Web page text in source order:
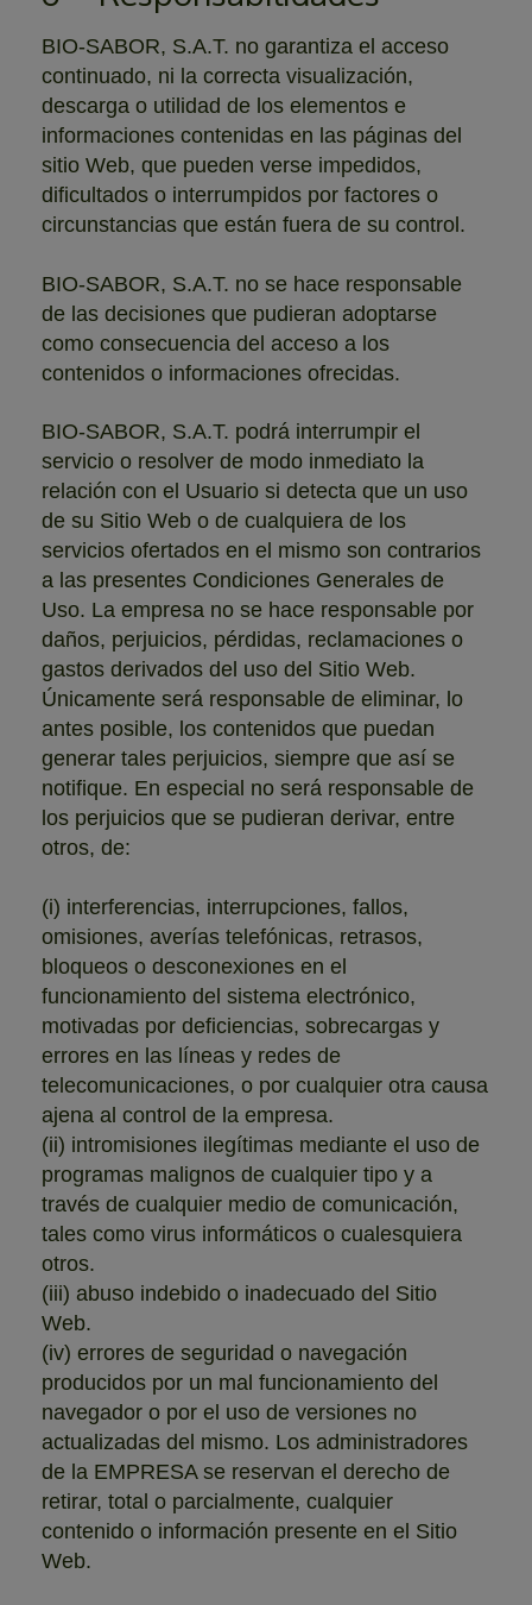
BIO-SABOR, S.A.T. no garantiza el acceso
continuado, ni la correcta visualización,
descarga o utilidad de los elementos e
informaciones contenidas en las páginas del
sitio Web, que pueden verse impedidos,
dificultados o interrumpidos por factores o
circunstancias que están fuera de su control.
BIO-SABOR, S.A.T. no se hace responsable
de las decisiones que pudieran adoptarse
como consecuencia del acceso a los
contenidos o informaciones ofrecidas.
BIO-SABOR, S.A.T. podrá interrumpir el
servicio o resolver de modo inmediato la
relación con el Usuario si detecta que un uso
de su Sitio Web o de cualquiera de los
servicios ofertados en el mismo son contrarios
a las presentes Condiciones Generales de
Uso. La empresa no se hace responsable por
daños, perjuicios, pérdidas, reclamaciones o
gastos derivados del uso del Sitio Web.
Únicamente será responsable de eliminar, lo
antes posible, los contenidos que puedan
generar tales perjuicios, siempre que así se
notifique. En especial no será responsable de
los perjuicios que se pudieran derivar, entre
otros, de:
(i) interferencias, interrupciones, fallos,
omisiones, averías telefónicas, retrasos,
bloqueos o desconexiones en el
funcionamiento del sistema electrónico,
motivadas por deficiencias, sobrecargas y
errores en las líneas y redes de
telecomunicaciones, o por cualquier otra causa
ajena al control de la empresa.
(ii) intromisiones ilegítimas mediante el uso de
programas malignos de cualquier tipo y a
través de cualquier medio de comunicación,
tales como virus informáticos o cualesquiera
otros.
(iii) abuso indebido o inadecuado del Sitio
Web.
(iv) errores de seguridad o navegación
producidos por un mal funcionamiento del
navegador o por el uso de versiones no
actualizadas del mismo. Los administradores
de la EMPRESA se reservan el derecho de
retirar, total o parcialmente, cualquier
contenido o información presente en el Sitio
Web.